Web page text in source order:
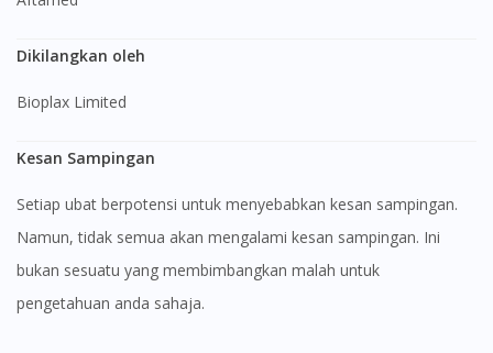
Dikilangkan oleh
Bioplax Limited
Kesan Sampingan
Setiap ubat berpotensi untuk menyebabkan kesan sampingan.
Namun, tidak semua akan mengalami kesan sampingan. Ini
bukan sesuatu yang membimbangkan malah untuk
pengetahuan anda sahaja.